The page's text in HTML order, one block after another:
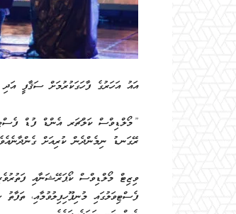
އައު އަހަރުގެ ފާހަގަކުރުމަށް ސަޤާފީ
ރޭގަނޑު ނިމެންދެން ކުރިއަށް
ވިޒިޓް މޯލްޑިވްސް ކޯޕަރޭޝަނާއި
ފެސްޓިވަލުގައި މުނިފޫހިފިލުވުމާއި،